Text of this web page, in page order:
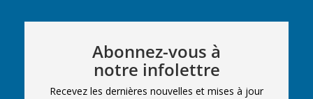
Abonnez-vous à
notre infolettre
Recevez les dernières nouvelles et mises à jour